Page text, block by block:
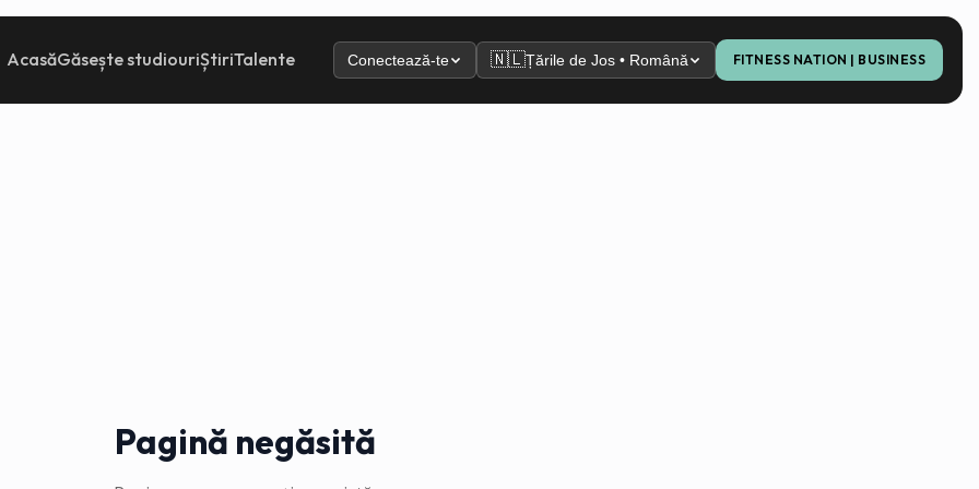
AcasăGăsește studiouriȘtiriTalente Conectează-te 🇳🇱Țările de Jos • Română FITNESS NATION | BUSINESS
Pagină negăsită